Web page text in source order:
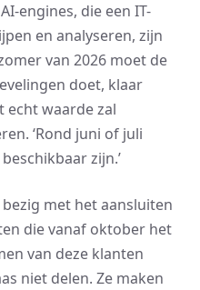
engines, die een IT-
en analyseren, zijn
van 2026 moet de
doet, klaar
echt waarde zal
‘Rond juni of juli
zijn.’
met het aansluiten
die vanaf oktober het
van deze klanten
niet delen. Ze maken